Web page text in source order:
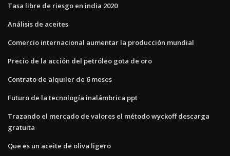
Tasa libre de riesgo en india 2020
Análisis de aceites
Comercio internacional aumentar la producción mundial
Precio de la acción del petróleo gota de oro
Contrato de alquiler de 6 meses
Futuro de la tecnología inalámbrica ppt
Trazando el mercado de valores el método wyckoff descarga
gratuita
Que es un aceite de oliva ligero